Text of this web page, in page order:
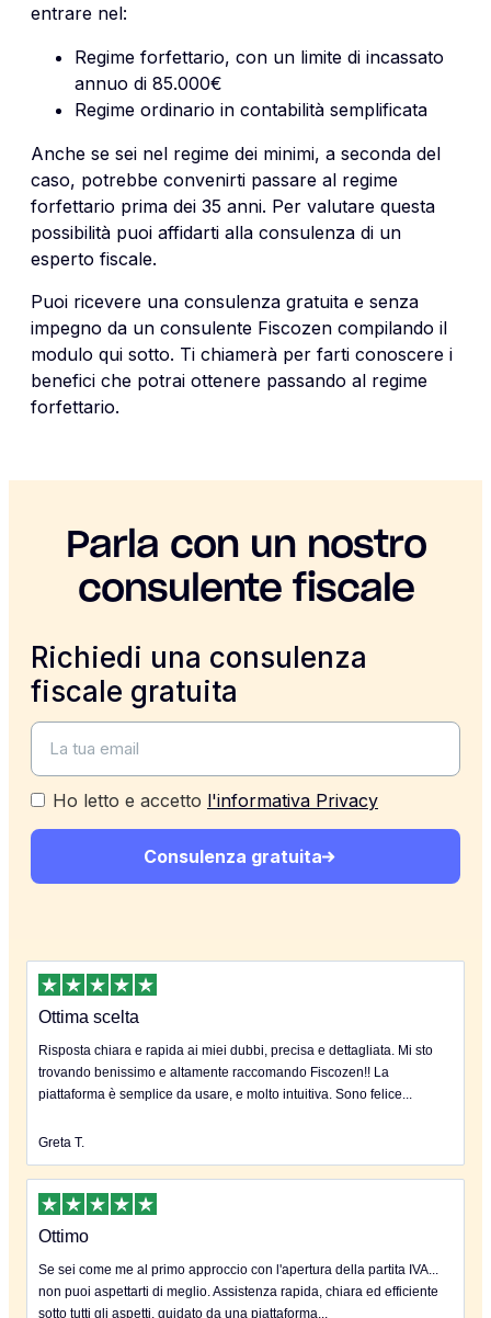
entrare nel:
Regime forfettario, con un limite di incassato
annuo di 85.000€
Regime ordinario in contabilità semplificata
Anche se sei nel regime dei minimi, a seconda del
caso, potrebbe convenirti passare al regime
forfettario prima dei 35 anni. Per valutare questa
possibilità puoi affidarti alla consulenza di un
esperto fiscale.
Puoi ricevere una consulenza gratuita e senza
impegno da un consulente Fiscozen compilando il
modulo qui sotto. Ti chiamerà per farti conoscere i
benefici che potrai ottenere passando al regime
forfettario.
Parla con un nostro
consulente fiscale
Richiedi una consulenza
fiscale gratuita
Ho letto e accetto l'informativa Privacy
Consulenza gratuita
Ottima scelta
Risposta chiara e rapida ai miei dubbi, precisa e dettagliata. Mi sto
trovando benissimo e altamente raccomando Fiscozen!! La
piattaforma è semplice da usare, e molto intuitiva. Sono felice...
Greta T.
Ottimo
Se sei come me al primo approccio con l'apertura della partita IVA...
non puoi aspettarti di meglio. Assistenza rapida, chiara ed efficiente
sotto tutti gli aspetti, guidato da una piattaforma...